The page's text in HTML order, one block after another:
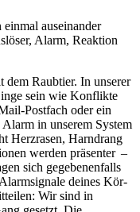
aus­ein­an­der
Alarm, Reak­tion
Raub­tier. In unserer
sein wie Konflikte
Postfach oder ein
in unse­rem System
Herz­ra­sen, Harn­drang
werden prä­sen­ter –
sich gegebenenfalls
deines Kör­
Wir sind in